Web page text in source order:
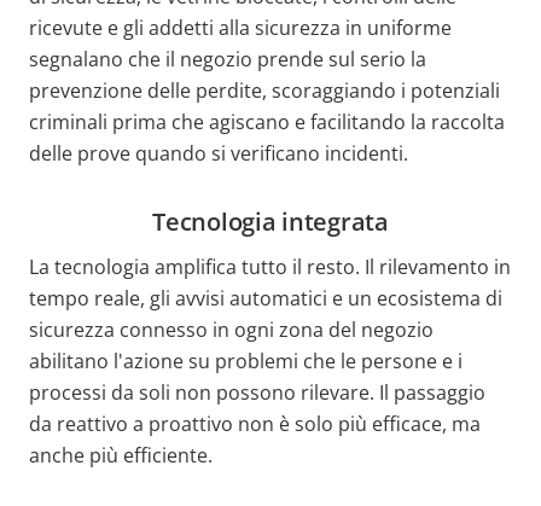
ricevute e gli addetti alla sicurezza in uniforme
segnalano che il negozio prende sul serio la
prevenzione delle perdite, scoraggiando i potenziali
criminali prima che agiscano e facilitando la raccolta
delle prove quando si verificano incidenti.
Tecnologia integrata
La tecnologia amplifica tutto il resto. Il rilevamento in
tempo reale, gli avvisi automatici e un ecosistema di
sicurezza connesso in ogni zona del negozio
abilitano l'azione su problemi che le persone e i
processi da soli non possono rilevare. Il passaggio
da reattivo a proattivo non è solo più efficace, ma
anche più efficiente.